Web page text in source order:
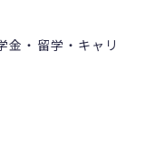
金・留学・キャリ